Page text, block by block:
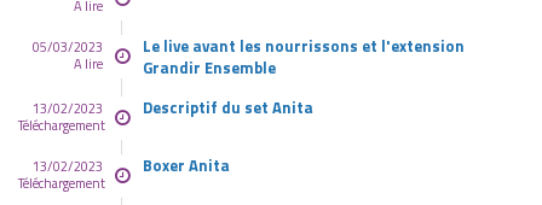
A lire
05/03/2023
A lire
Le live avant les nourrissons et l'extension
Grandir Ensemble
13/02/2023
Téléchargement
Descriptif du set Anita
13/02/2023
Téléchargement
Boxer Anita